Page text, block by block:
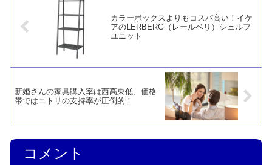
カラーボックスよりもコスパ高い！イケ
アのLERBERG（レールベリ）シェルフ
ユニット
新婚さんの家具購入率は西高東低、価格
帯ではニトリの支持率が圧倒的！
コメント